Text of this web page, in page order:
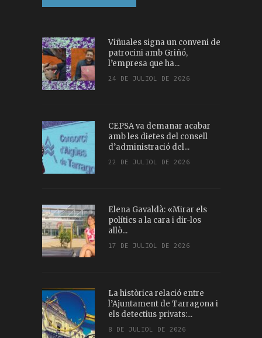
Viñuales signa un conveni de
patrocini amb Griñó,
l’empresa que ha...
24 DE JULIOL DE 2026
CEPSA va demanar acabar
amb les dietes del consell
d’administració del...
22 DE JULIOL DE 2026
Elena Gavaldà: «Mirar els
polítics a la cara i dir-los
allò...
17 DE JULIOL DE 2026
La històrica relació entre
l’Ajuntament de Tarragona i
els detectius privats:...
8 DE JULIOL DE 2026